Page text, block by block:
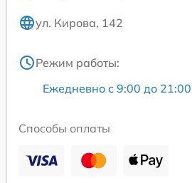
ул. Кирова, 142
Режим работы:
Ежедневно с 9:00 до 21:00
Способы оплаты